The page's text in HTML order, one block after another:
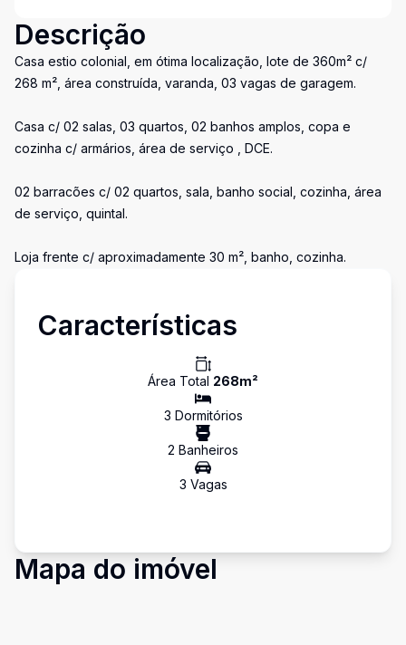
Descrição
Casa estio colonial, em ótima localização, lote de 360m² c/
268 m², área construída, varanda, 03 vagas de garagem.
Casa c/ 02 salas, 03 quartos, 02 banhos amplos, copa e
cozinha c/ armários, área de serviço , DCE.
02 barracões c/ 02 quartos, sala, banho social, cozinha, área
de serviço, quintal.
Loja frente c/ aproximadamente 30 m², banho, cozinha.
Características
Área Total 268m²
3 Dormitórios
2 Banheiros
3 Vagas
Mapa do imóvel